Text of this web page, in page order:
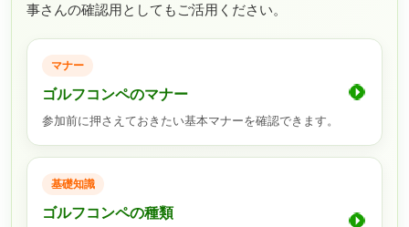
事さんの確認用としてもご活用ください。
マナー
ゴルフコンペのマナー
参加前に押さえておきたい基本マナーを確認できます。
基礎知識
ゴルフコンペの種類